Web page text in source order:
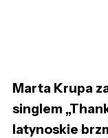
Marta Krupa
singlem
latynoskie